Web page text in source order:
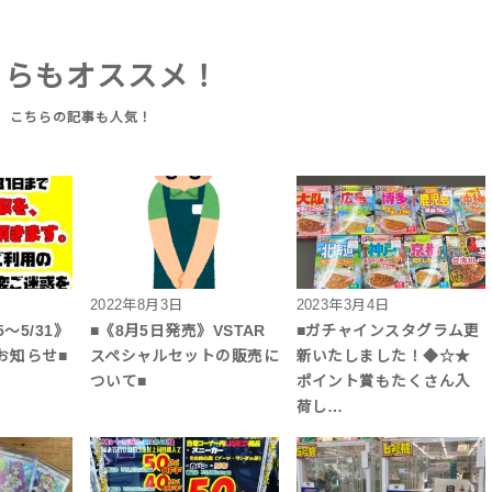
もオススメ！
5/31》
知らせ■
2022年8月3日
■《8月5日発売》VSTAR
スペシャルセットの販売に
ついて■
2023年3月4日
■ガチャインスタグラム更
新いたしました！◆☆★
ポイント賞もたくさん入
荷し…